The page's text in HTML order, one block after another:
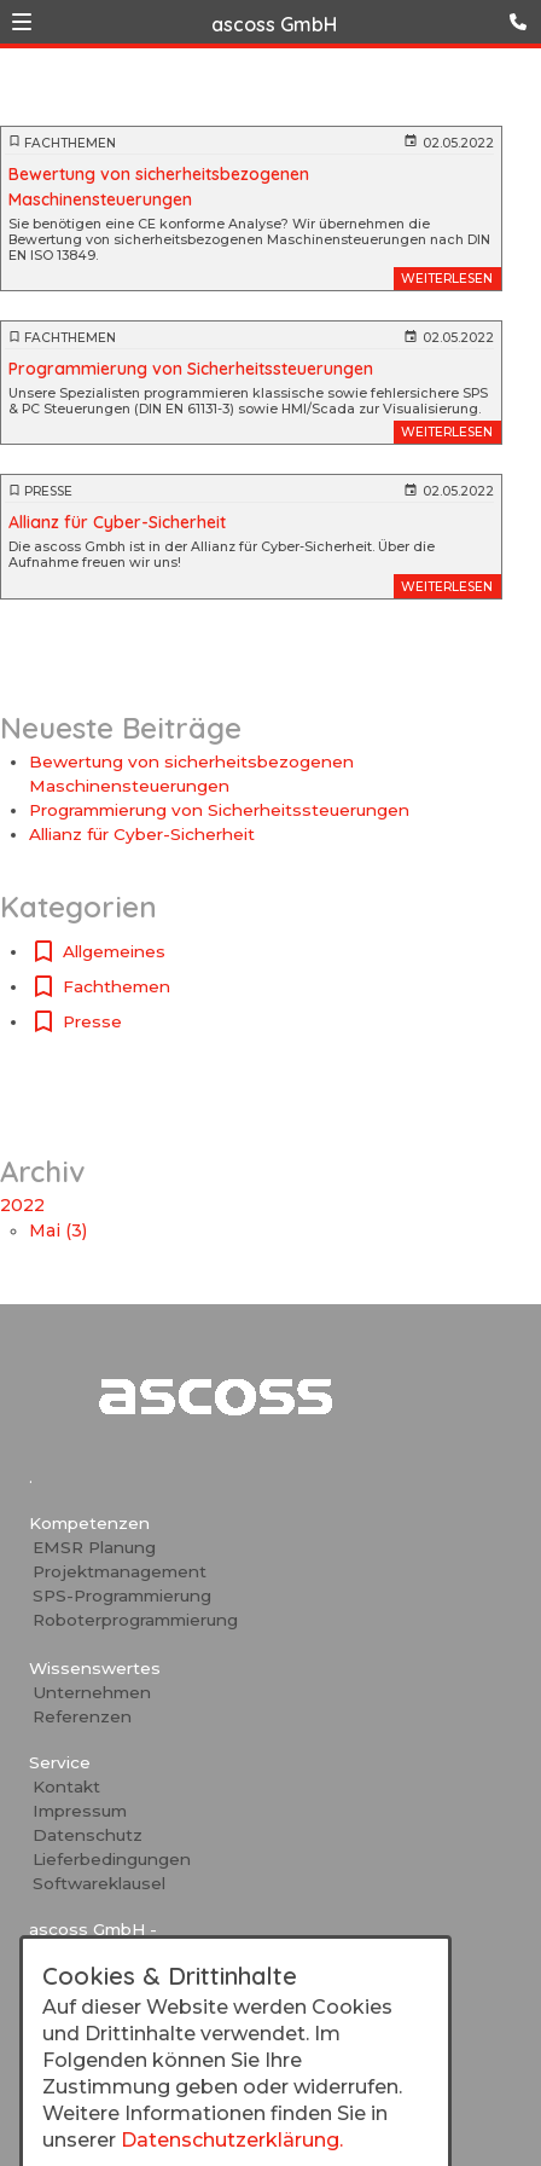
ascoss GmbH
FACHTHEMEN 02.05.2022
Bewertung von sicherheitsbezogenen
Maschinensteuerungen
Sie benötigen eine CE konforme Analyse? Wir übernehmen die
Bewertung von sicherheitsbezogenen Maschinensteuerungen nach DIN
EN ISO 13849.
WEITERLESEN
FACHTHEMEN 02.05.2022
Programmierung von Sicherheitssteuerungen
Unsere Spezialisten programmieren klassische sowie fehlersichere SPS
& PC Steuerungen (DIN EN 61131-3) sowie HMI/Scada zur Visualisierung.
WEITERLESEN
PRESSE 02.05.2022
Allianz für Cyber-Sicherheit
Die ascoss Gmbh ist in der Allianz für Cyber-Sicherheit. Über die
Aufnahme freuen wir uns!
WEITERLESEN
Neueste Beiträge
Bewertung von sicherheitsbezogenen
Maschinensteuerungen
Programmierung von Sicherheitssteuerungen
Allianz für Cyber-Sicherheit
Kategorien
Allgemeines
Fachthemen
Presse
Archiv
2022
Mai (3)
.
Kompetenzen
EMSR Planung
Projektmanagement
SPS-Programmierung
Roboterprogrammierung
Wissenswertes
Unternehmen
Referenzen
Service
Kontakt
Impressum
Datenschutz
Lieferbedingungen
Softwareklausel
ascoss GmbH -
Niederstrasse 29
40789 Monheim am Rhein
Web: www.ascoss.de
E-Mail:
info@ascoss.de
Tel.: 02173 9377610
Cookies & Drittinhalte
Auf dieser Website werden Cookies
und Drittinhalte verwendet. Im
Folgenden können Sie Ihre
Zustimmung geben oder widerrufen.
Weitere Informationen finden Sie in
unserer Datenschutzerklärung.